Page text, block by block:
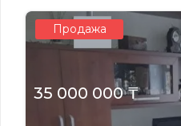
Продажа
35 000 000 ₸